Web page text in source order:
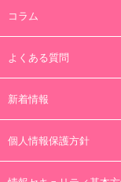
コラム
よくある質問
新着情報
個人情報保護方針